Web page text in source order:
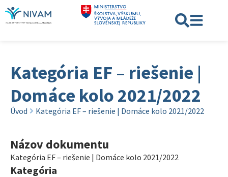
Kategória EF – riešenie |
Domáce kolo 2021/2022
Úvod Kategória EF – riešenie | Domáce kolo 2021/2022
Názov dokumentu
Kategória EF – riešenie | Domáce kolo 2021/2022
Kategória